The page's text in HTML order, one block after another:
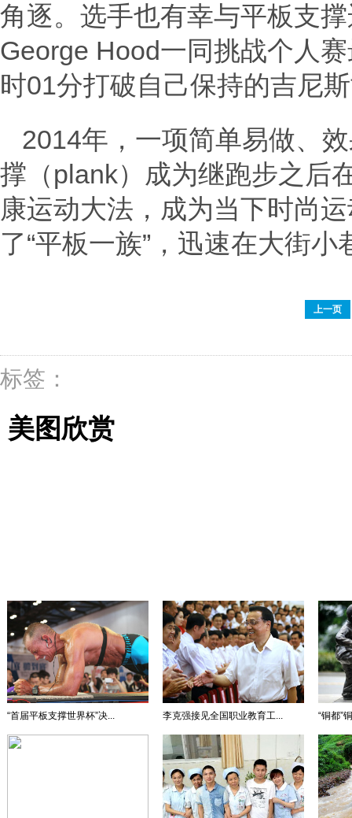
角逐。选手也有幸与平板支
George Hood一同挑战个人
时01分打破自己保持的吉尼
2014年，一项简单易做、
撑（plank）成为继跑步之后
康运动大法，成为当下时尚
了“平板一族”，迅速在大街
上一页
标签：
美图欣赏
“首届平板支撑世界杯”决... 李克强接见全国职业教育工... “铜都”